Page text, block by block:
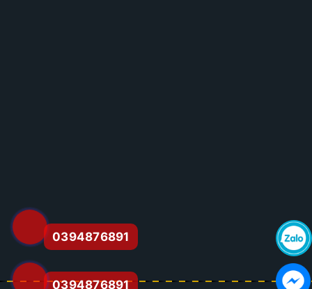
0394876891
0394876891